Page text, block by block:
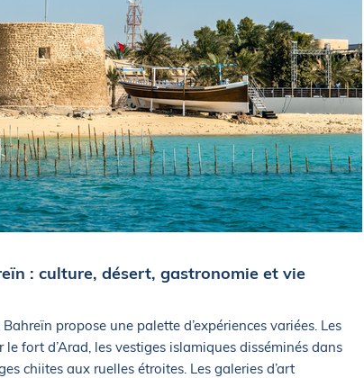
: culture, désert, gastronomie et vie
propose une palette d’expériences variées. Les
fort d’Arad, les vestiges islamiques disséminés dans
chiites aux ruelles étroites. Les galeries d’art